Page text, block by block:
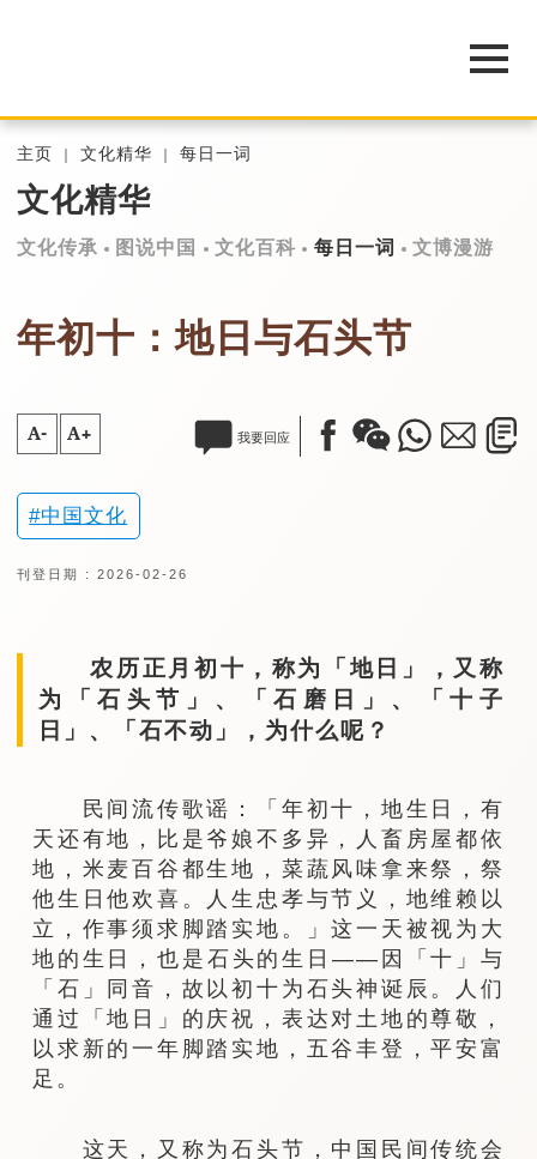
主页 文化精华 每日一词
文化精华
文化传承 图说中国 文化百科 每日一词 文博漫游
年初十：地日与石头节
A- A+ 我要回应
中国文化
刊登日期 : 2026-02-26
农历正月初十，称为「地日」，又称
为「石头节」、「石磨日」、「十子
日」、「石不动」，为什么呢？
民间流传歌谣：「年初十，地生日，有
天还有地，比是爷娘不多异，人畜房屋都依
地，米麦百谷都生地，菜蔬风味拿来祭，祭
他生日他欢喜。人生忠孝与节义，地维赖以
立，作事须求脚踏实地。」这一天被视为大
地的生日，也是石头的生日——因「十」与
「石」同音，故以初十为石头神诞辰。人们
通过「地日」的庆祝，表达对土地的尊敬，
以求新的一年脚踏实地，五谷丰登，平安富
足。
这天，又称为石头节，中国民间传统会